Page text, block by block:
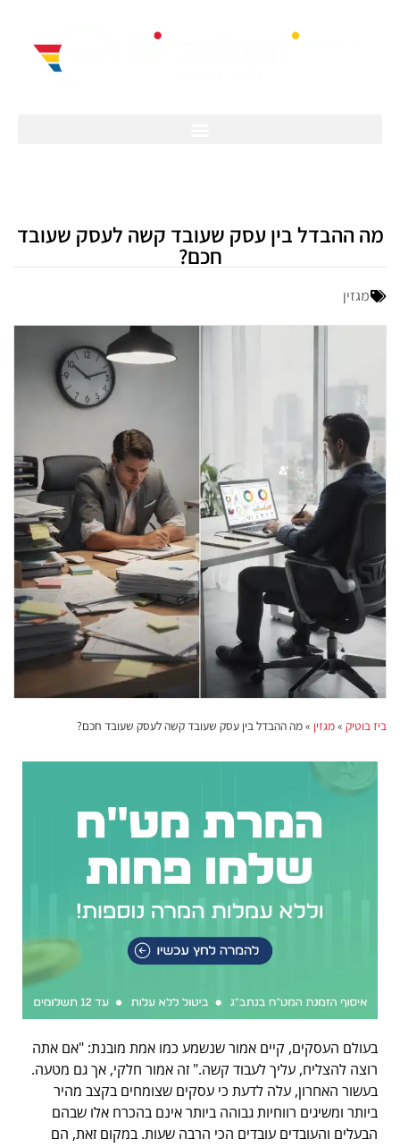
מה ההבדל בין עסק שעובד קשה לעסק שעובד
חכם?
מגזין
ביז בוטיק »מגזין »מה ההבדל בין עסק שעובד קשה לעסק שעובד חכם?
בעולם העסקים, קיים אמור שנשמע כמו אמת מובנת: "אם אתה
רוצה להצליח, עליך לעבוד קשה." זה אמור חלקי, אך גם מטעה.
בעשור האחרון, עלה לדעת כי עסקים שצומחים בקצב מהיר
ביותר ומשיגים רווחיות גבוהה ביותר אינם בהכרח אלו שבהם
הבעלים והעובדים עובדים הכי הרבה שעות. במקום זאת, הם